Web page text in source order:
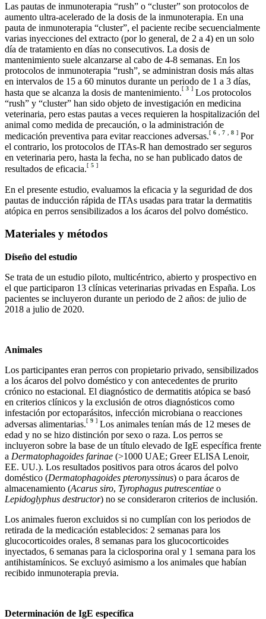
Las pautas de inmunoterapia “rush” o “cluster” son protocolos de
aumento ultra-acelerado de la dosis de la inmunoterapia. En una
pauta de inmunoterapia “cluster”, el paciente recibe secuencialmente
varias inyecciones del extracto (por lo general, de 2 a 4) en un solo
día de tratamiento en días no consecutivos. La dosis de
mantenimiento suele alcanzarse al cabo de 4-8 semanas. En los
protocolos de inmunoterapia “rush”, se administran dosis más altas
en intervalos de 15 a 60 minutos durante un periodo de 1 a 3 días,
hasta que se alcanza la dosis de mantenimiento.[ 3 ] Los protocolos
“rush” y “cluster” han sido objeto de investigación en medicina
veterinaria, pero estas pautas a veces requieren la hospitalización del
animal como medida de precaución, o la administración de
medicación preventiva para evitar reacciones adversas.[ 6 7 8 ] Por
el contrario, los protocolos de ITAs-R han demostrado ser seguros
en veterinaria pero, hasta la fecha, no se han publicado datos de
resultados de eficacia.[ 5 ]
En el presente estudio, evaluamos la eficacia y la seguridad de dos
pautas de inducción rápida de ITAs usadas para tratar la dermatitis
atópica en perros sensibilizados a los ácaros del polvo doméstico.
Materiales y métodos
Diseño del estudio
Se trata de un estudio piloto, multicéntrico, abierto y prospectivo en
el que participaron 13 clínicas veterinarias privadas en España. Los
pacientes se incluyeron durante un periodo de 2 años: de julio de
2018 a julio de 2020.
Animales
Los participantes eran perros con propietario privado, sensibilizados
a los ácaros del polvo doméstico y con antecedentes de prurito
crónico no estacional. El diagnóstico de dermatitis atópica se basó
en criterios clínicos y la exclusión de otros diagnósticos como
infestación por ectoparásitos, infección microbiana o reacciones
adversas alimentarias.[ 9 ] Los animales tenían más de 12 meses de
edad y no se hizo distinción por sexo o raza. Los perros se
incluyeron sobre la base de un título elevado de IgE específica frente
a Dermatophagoides farinae (>1000 UAE; Greer ELISA Lenoir,
EE. UU.). Los resultados positivos para otros ácaros del polvo
doméstico (Dermatophagoides pteronyssinus) o para ácaros de
almacenamiento (Acarus siro, Tyrophagus putrescentiae o
Lepidoglyphus destructor) no se consideraron criterios de inclusión.
Los animales fueron excluidos si no cumplían con los periodos de
retirada de la medicación establecidos: 2 semanas para los
glucocorticoides orales, 8 semanas para los glucocorticoides
inyectados, 6 semanas para la ciclosporina oral y 1 semana para los
antihistamínicos. Se excluyó asimismo a los animales que habían
recibido inmunoterapia previa.
Determinación de IgE específica